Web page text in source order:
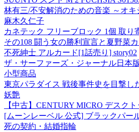
林有三/不安解消のための音楽 ～オ
麻木久仁子
カネテック フリーブロック 1個 取り
その108 闘う女の勝利宣言と夏野菜
不死紳士 アルカード[1話売り] story02
ザ・サーファーズ・ジャーナル日本
小型商品
東京パラダイス 戦後事件史を目撃し
妖艶
【中古】CENTURY MICRO デスク
[ムーンレーベル 公式] ブラックパー
死の契約・結婚指輪